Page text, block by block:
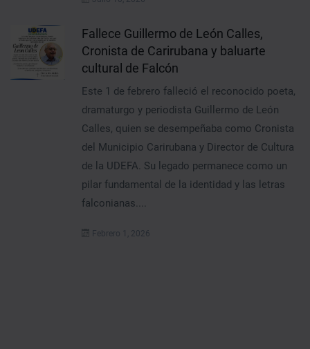
Fallece Guillermo de León Calles,
Cronista de Carirubana y baluarte
cultural de Falcón
Este 1 de febrero falleció el reconocido poeta,
dramaturgo y periodista Guillermo de León
Calles, quien se desempeñaba como Cronista
del Municipio Carirubana y Director de Cultura
de la UDEFA. Su legado permanece como un
pilar fundamental de la identidad y las letras
falconianas....
Febrero 1, 2026